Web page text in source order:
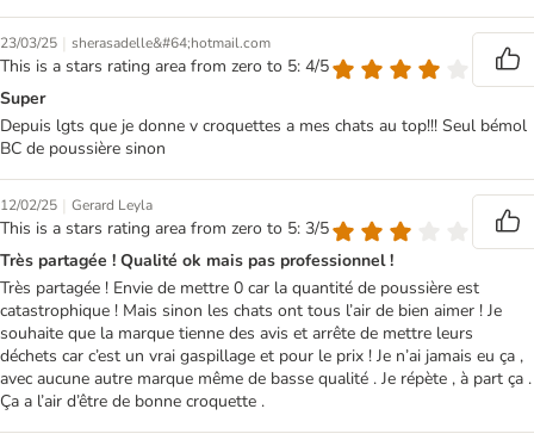
23/03/25 | sherasadelle&#64;hotmail.com
This is a stars rating area from zero to 5: 4/5
Super
Depuis lgts que je donne v croquettes a mes chats au top!!! Seul bémol
BC de poussière sinon
12/02/25 | Gerard Leyla
This is a stars rating area from zero to 5: 3/5
Très partagée ! Qualité ok mais pas professionnel !
Très partagée ! Envie de mettre 0 car la quantité de poussière est
catastrophique ! Mais sinon les chats ont tous l’air de bien aimer ! Je
souhaite que la marque tienne des avis et arrête de mettre leurs
déchets car c’est un vrai gaspillage et pour le prix ! Je n’ai jamais eu ça ,
avec aucune autre marque même de basse qualité . Je répète , à part ça .
Ça a l’air d’être de bonne croquette .